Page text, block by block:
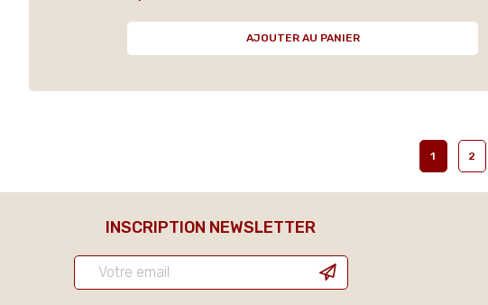
AJOUTER AU PANIER
1 2
INSCRIPTION NEWSLETTER